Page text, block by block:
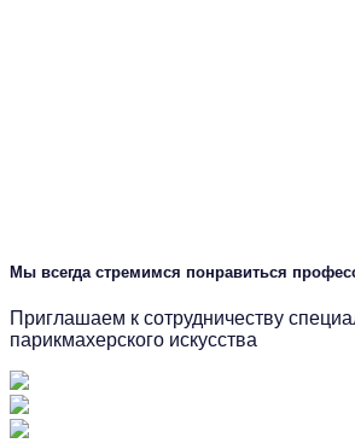
Мы всегда стремимся понравиться
Приглашаем к сотрудничеству
парикмахерского искусства